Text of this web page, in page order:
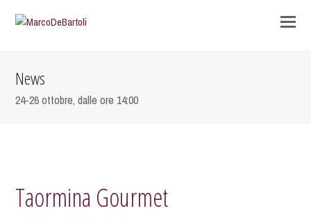
News
24-26 ottobre, dalle ore 14:00
Taormina Gourmet